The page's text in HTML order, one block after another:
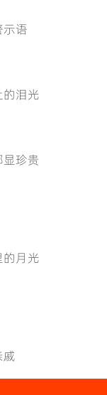
语
泪光
珍贵
月光